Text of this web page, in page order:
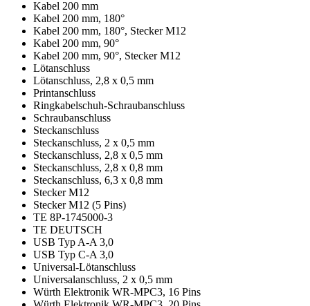
Kabel 200 mm
Kabel 200 mm, 180°
Kabel 200 mm, 180°, Stecker M12
Kabel 200 mm, 90°
Kabel 200 mm, 90°, Stecker M12
Lötanschluss
Lötanschluss, 2,8 x 0,5 mm
Printanschluss
Ringkabelschuh-Schraubanschluss
Schraubanschluss
Steckanschluss
Steckanschluss, 2 x 0,5 mm
Steckanschluss, 2,8 x 0,5 mm
Steckanschluss, 2,8 x 0,8 mm
Steckanschluss, 6,3 x 0,8 mm
Stecker M12
Stecker M12 (5 Pins)
TE 8P-1745000-3
TE DEUTSCH
USB Typ A-A 3,0
USB Typ C-A 3,0
Universal-Lötanschluss
Universalanschluss, 2 x 0,5 mm
Würth Elektronik WR-MPC3, 16 Pins